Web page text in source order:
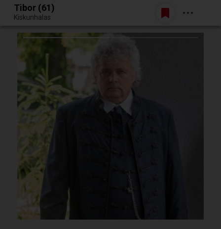
Egy jó randiból bármi lehet.
Belépés
Tibor (61)
Kiskunhalas